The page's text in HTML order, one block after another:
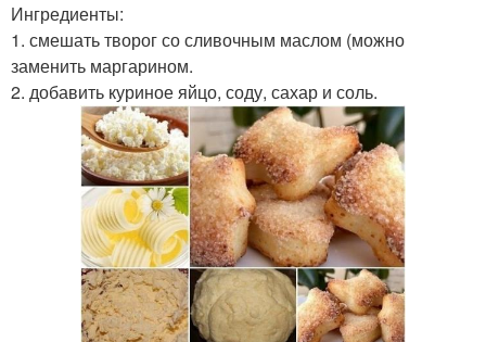
Ингредиенты:
1. смешать творог со сливочным маслом (можно
заменить маргарином.
2. добавить куриное яйцо, соду, сахар и соль.